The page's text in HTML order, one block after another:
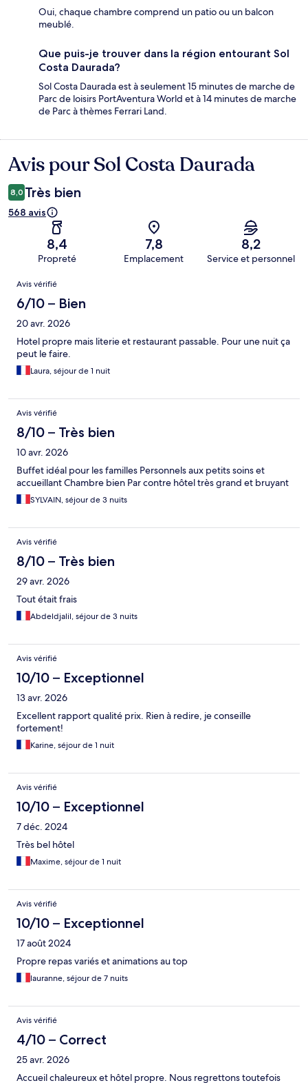
Oui, chaque chambre comprend un patio ou un balcon
meublé.
Que puis-je trouver dans la région entourant Sol
Costa Daurada?
Sol Costa Daurada est à seulement 15 minutes de marche de
Parc de loisirs PortAventura World et à 14 minutes de marche
de Parc à thèmes Ferrari Land.
Avis
Avis pour Sol Costa Daurada
8,0 Très bien
568 avis
8,4
Propreté
7,8
Emplacement
8,2
Service et personnel
Avis
Avis vérifié
6/10 – Bien
20 avr. 2026
Hotel propre mais literie et restaurant passable. Pour une nuit ça
peut le faire.
Laura, séjour de 1 nuit
Avis vérifié
8/10 – Très bien
10 avr. 2026
Buffet idéal pour les familles Personnels aux petits soins et
accueillant Chambre bien Par contre hôtel très grand et bruyant
SYLVAIN, séjour de 3 nuits
Avis vérifié
8/10 – Très bien
29 avr. 2026
Tout était frais
Abdeldjalil, séjour de 3 nuits
Avis vérifié
10/10 – Exceptionnel
13 avr. 2026
Excellent rapport qualité prix. Rien à redire, je conseille
fortement!
Karine, séjour de 1 nuit
Avis vérifié
10/10 – Exceptionnel
7 déc. 2024
Très bel hôtel
Maxime, séjour de 1 nuit
Avis vérifié
10/10 – Exceptionnel
17 août 2024
Propre repas variés et animations au top
lauranne, séjour de 7 nuits
Avis vérifié
4/10 – Correct
25 avr. 2026
Accueil chaleureux et hôtel propre. Nous regrettons toutefois